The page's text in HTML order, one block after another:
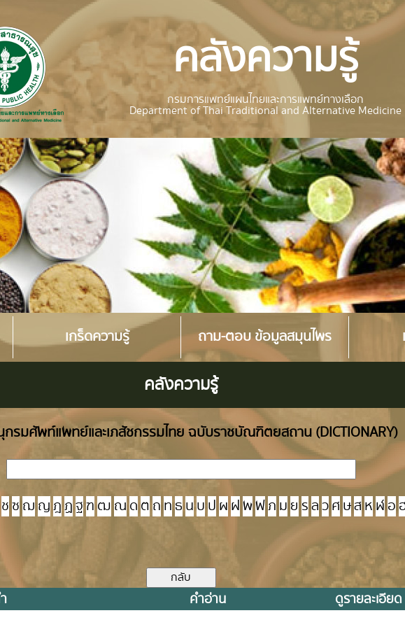
คลังความรู้
กรมการแพทย์แผนไทยและการแพทย์ทางเลือก
Department of Thai Traditional and Alternative Medicine
เกร็ดความรู้ ถาม-ตอบ ข้อมูลสมุนไพร
คลังความรู้
รมศัพท์แพทย์และเภสัชกรรมไทย ฉบับราชบัณฑิตยสถาน (DICTIONARY)
ชซ ฌ ญฎฏฐฑ ฒ ณ ด ต ถ ท ธ นบ ป ผ ฝพฟภ ม ย รล วศ ษสห ฬ อ
คำอ่าน
ดูรายละเอียด